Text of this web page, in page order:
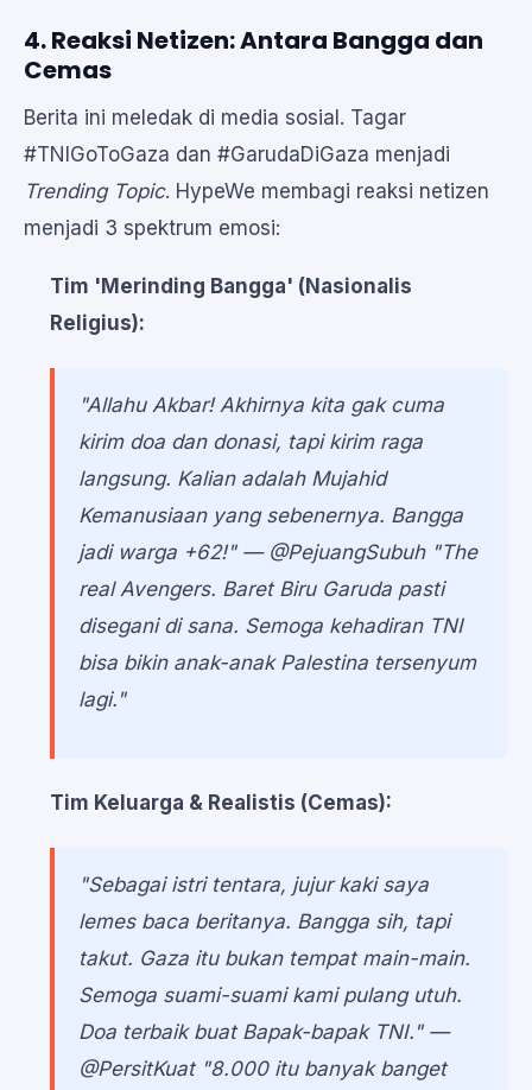
4. Reaksi Netizen: Antara Bangga dan
Cemas
Berita ini meledak di media sosial. Tagar
#TNIGoToGaza dan #GarudaDiGaza menjadi
Trending Topic. HypeWe membagi reaksi netizen
menjadi 3 spektrum emosi:
Tim 'Merinding Bangga' (Nasionalis
Religius):
"Allahu Akbar! Akhirnya kita gak cuma
kirim doa dan donasi, tapi kirim raga
langsung. Kalian adalah Mujahid
Kemanusiaan yang sebenernya. Bangga
jadi warga +62!"— @PejuangSubuh "The
real Avengers. Baret Biru Garuda pasti
disegani di sana. Semoga kehadiran TNI
bisa bikin anak-anak Palestina tersenyum
lagi."
Tim Keluarga & Realistis (Cemas):
"Sebagai istri tentara, jujur kaki saya
lemes baca beritanya. Bangga sih, tapi
takut. Gaza itu bukan tempat main-main.
Semoga suami-suami kami pulang utuh.
Doa terbaik buat Bapak-bapak TNI."—
@PersitKuat "8.000 itu banyak banget